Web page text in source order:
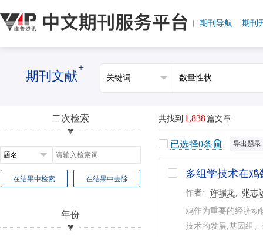
期刊导航 期刊
期刊文献
+
二次检索
在结果中检索 在结果中去除
年份
共找到 1,838篇文章
已选择0条 导出题录
多组学技术在
作者 许瑞龙 张志
鸡作为重要的经济
技术的发展,基因组